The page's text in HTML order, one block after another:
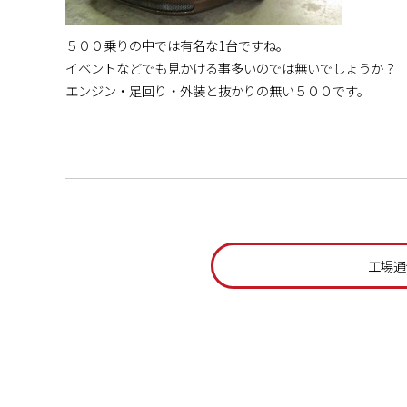
５００乗りの中では有名な1台ですね。
イベントなどでも見かける事多いのでは無いでしょうか？
エンジン・足回り・外装と抜かりの無い５００です。
工場